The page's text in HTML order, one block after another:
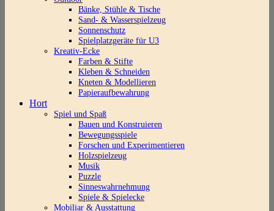
Bänke, Stühle & Tische
Sand- & Wasserspielzeug
Sonnenschutz
Spielplatzgeräte für U3
Kreativ-Ecke
Farben & Stifte
Kleben & Schneiden
Kneten & Modellieren
Papieraufbewahrung
Hort
Spiel und Spaß
Bauen und Konstruieren
Bewegungsspiele
Forschen und Experimentieren
Holzspielzeug
Musik
Puzzle
Sinneswahrnehmung
Spiele & Spielecke
Mobiliar & Ausstattung